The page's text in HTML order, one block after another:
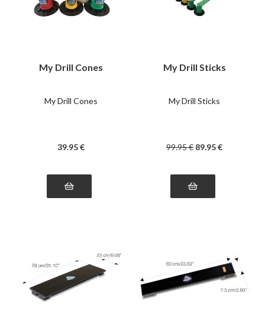
My Drill Cones
My Drill Cones
39.95 €
My Drill Sticks
My Drill Sticks
99.95€ 89.95€